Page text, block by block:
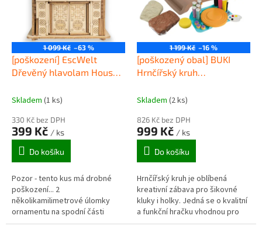
1 099 Kč –63 %
[poškození] EscWelt
Dřevěný hlavolam House
Skladem (1 ks)
330 Kč bez DPH
399 Kč / ks
Do košíku
Pozor - tento kus má drobné
poškození... 2
několikamilimetrové úlomky
ornamentu na spodní části
hlavolamu. Na první toto
1 199 Kč –16 %
[poškozený obal] BUKI
Hrnčířský kruh
Skladem (2 ks)
826 Kč bez DPH
999 Kč / ks
Do košíku
Hrnčířský kruh je oblíbená
kreativní zábava pro šikovné
kluky i holky. Jedná se o kvalitní
a funkční hračku vhodnou pro
děti od 8 let, obsahující pracovní